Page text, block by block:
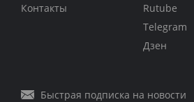
Контакты
Rutube
Telegram
Дзен
Быстрая подписка на новости